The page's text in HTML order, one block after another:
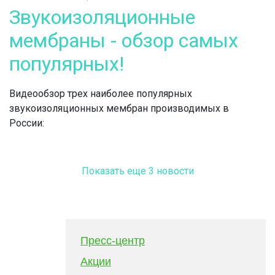
Звукоизоляционные
мембраны - обзор самых
популярных!
Видеообзор трех наиболее популярных
звукоизоляционных мембран производимых в
России:
Показать еще 3 новости
Пресс-центр
Акции